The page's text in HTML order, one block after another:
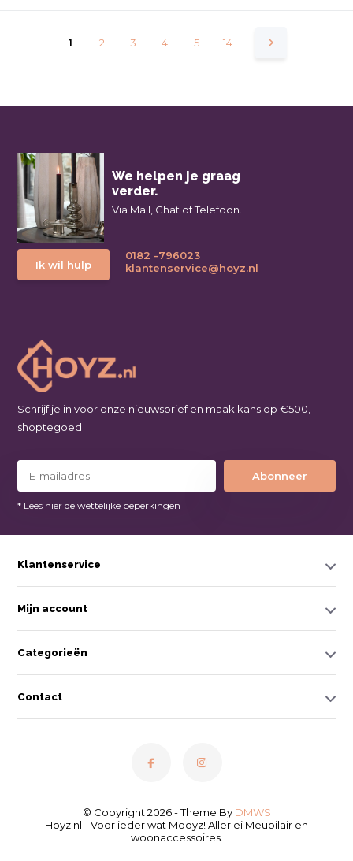
1 2 3 4 5 14
We helpen je graag
verder.
Via Mail, Chat of Telefoon.
Ik wil hulp
0182 -796023
klantenservice@hoyz.nl
Schrijf je in voor onze nieuwsbrief en maak kans op €500,-
shoptegoed
Abonneer
* Lees hier de wettelijke beperkingen
Klantenservice
Mijn account
Categorieën
Contact
© Copyright 2026 - Theme By DMWS
Hoyz.nl - Voor ieder wat Mooyz! Allerlei Meubilair en
woonaccessoires.